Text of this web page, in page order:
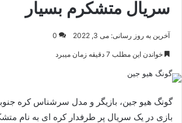
سریال متشکرم بسیار
آخرین به روز رسانی: می 3, 2022 0
خواندن این مطلب 7 دقیقه زمان میبرد
گونگ هیو جین، بازیگر و مدل سرشناس کره
بازی در یک سریال پر طرفدار کره ای به نام